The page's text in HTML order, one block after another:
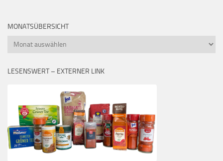
MONATSÜBERSICHT
Monatsübersicht
LESENSWERT – EXTERNER LINK